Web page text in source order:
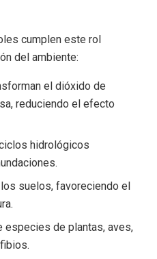
cumplen este rol
del ambiente:
el dióxido de
reduciendo el efecto
hidrológicos
suelos, favoreciendo el
especies de plantas, aves,